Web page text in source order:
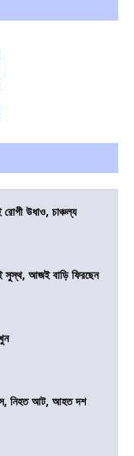
উধাও, চাঞ্চল্য
সুস্থ, আজই বাড়ি ফিরছেন
বাস, নিহত আট, আহত দশ